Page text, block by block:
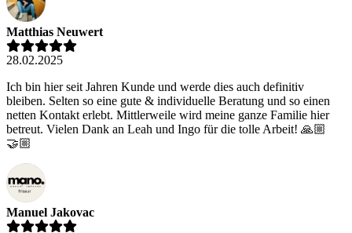
Matthias Neuwert
28.02.2025
Ich bin hier seit Jahren Kunde und werde dies auch definitiv
bleiben. Selten so eine gute & individuelle Beratung und so einen
netten Kontakt erlebt. Mittlerweile wird meine ganze Familie hier
betreut. Vielen Dank an Leah und Ingo für die tolle Arbeit! 🙏🏼
🤝🏼
Manuel Jakovac